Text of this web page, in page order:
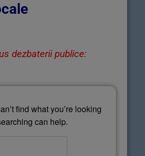
dezbaterii publice:
find what you’re looking
can help.